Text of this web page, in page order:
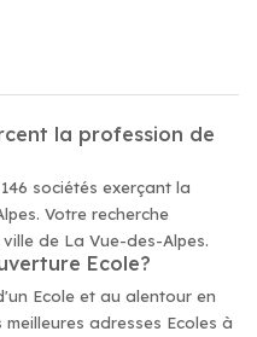
la profession de
sociétés exerçant la
Votre recherche
de La Vue-des-Alpes.
Ecole?
Ecole et au alentour en
adresses Ecoles à